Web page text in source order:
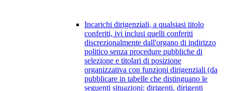
Incarichi dirigenziali, a qualsiasi titolo
conferiti, ivi inclusi quelli conferiti
discrezionalmente dall'organo di indirizzo
politico senza procedure pubbliche di
selezione e titolari di posizione
organizzativa con funzioni dirigenziali (da
pubblicare in tabelle che distinguano le
seguenti situazioni: dirigenti, dirigenti